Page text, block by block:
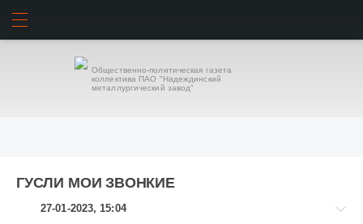
Общественно-политическая газета
коллектива ПАО "Надеждинский
металлургический завод"
ГУСЛИ МОИ ЗВОНКИЕ
27-01-2023, 15:04